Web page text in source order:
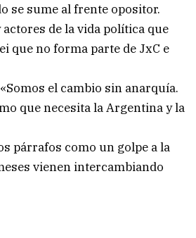
se sume al frente opositor.
de la vida política que
que no forma parte de JxC e
el cambio sin anarquía.
que necesita la Argentina y la
párrafos como un golpe a la
vienen intercambiando